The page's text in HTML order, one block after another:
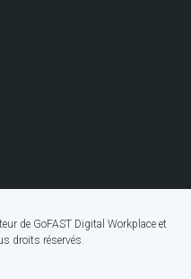
de GoFAST Digital Workplace et
droits réservés.